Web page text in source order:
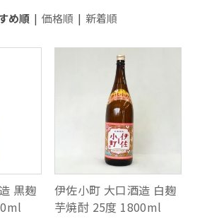
め順 |価格順 | 新着順
黒麹
伊佐小町 大口酒造 白麹
芋焼酎 25度 1800ml